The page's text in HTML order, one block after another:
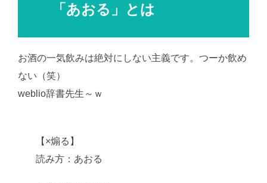
「あおる」とは
お酒の一気飲みは絶対にしない主義です。つーか飲め
ない（笑）
weblio辞書先生～ｗ
【×煽る】
読み方：あおる